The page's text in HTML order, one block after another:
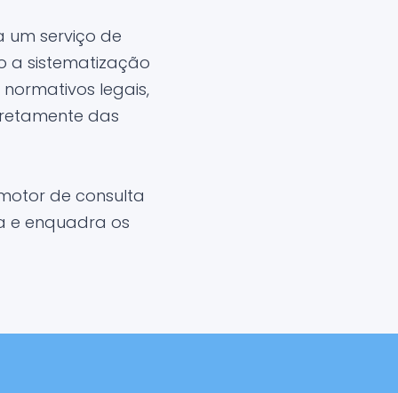
um serviço de
a sistematização
legais,
das
de consulta
e enquadra os